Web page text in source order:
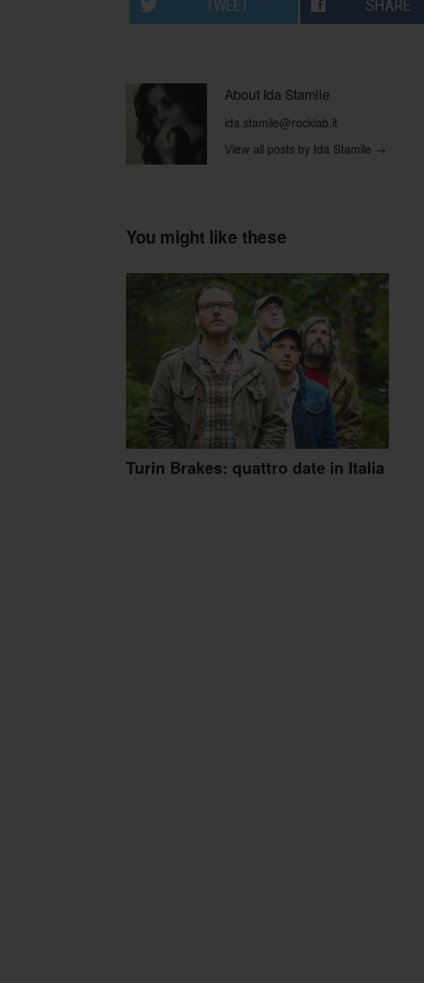
TWEET SHARE
About Ida Stamile
ida.stamile@rocklab.it
View all posts by Ida Stamile →
You might like these
Turin Brakes: quattro date in Italia